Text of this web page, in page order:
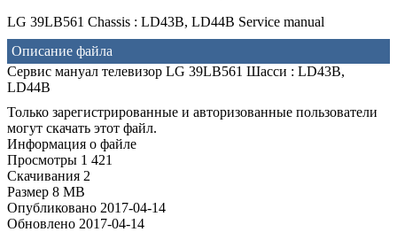
LG 39LB561 Chassis : LD43B, LD44B Service manual
Описание файла
Сервис мануал телевизор LG 39LB561 Шасси : LD43B,
LD44B
Только зарегистрированные и авторизованные пользователи
могут скачать этот файл.
Информация о файле
Просмотры 1 421
Скачивания 2
Размер 8 MB
Опубликовано 2017-04-14
Обновлено 2017-04-14